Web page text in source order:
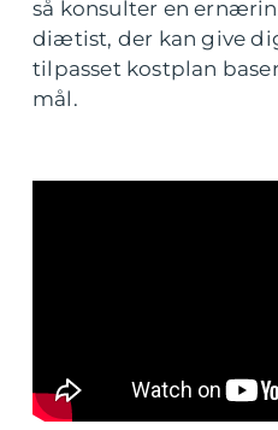
så konsulter en
diætist, der kan give
tilpasset kostplan
mål.